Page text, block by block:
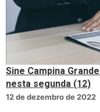
Sine Campina
nesta segunda (12)
12 de dezembro de 2022